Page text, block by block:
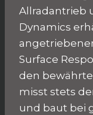
Allradantrieb
Dynamics
Surface
den
misst stets
und baut bei